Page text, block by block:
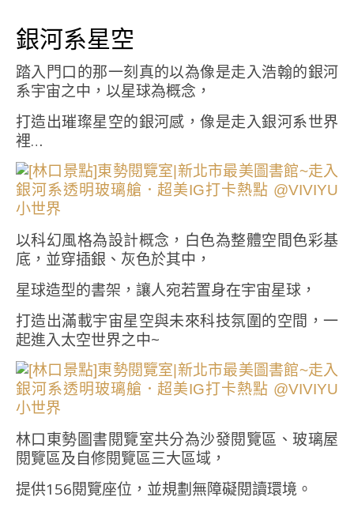
銀河系星空
踏入門口的那一刻真的以為像是走入浩翰的銀河
系宇宙之中，以星球為概念，
打造出璀璨星空的銀河感，像是走入銀河系世界
裡…
以科幻風格為設計概念，白色為整體空間色彩基
底，並穿插銀、灰色於其中，
星球造型的書架，讓人宛若置身在宇宙星球，
打造出滿載宇宙星空與未來科技氛圍的空間，一
起進入太空世界之中~
林口東勢圖書閱覽室共分為沙發閱覽區、玻璃屋
閱覽區及自修閱覽區三大區域，
提供156閱覽座位，並規劃無障礙閱讀環境。